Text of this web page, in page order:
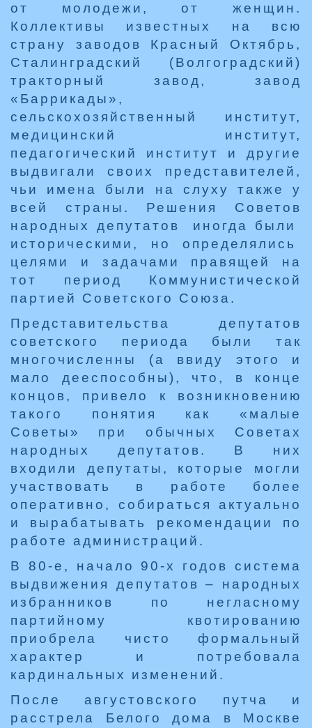
от молодежи, от женщин.
Коллективы известных на всю
страну заводов Красный Октябрь,
Сталинградский (Волгоградский)
тракторный завод, завод
«Баррикады»,
сельскохозяйственный институт,
медицинский институт,
педагогический институт и другие
выдвигали своих представителей,
чьи имена были на слуху также у
всей страны. Решения Советов
народных депутатов иногда были
историческими, но определялись
целями и задачами правящей на
тот период Коммунистической
партией Советского Союза.
Представительства депутатов
советского периода были так
многочисленны (а ввиду этого и
мало дееспособны), что, в конце
концов, привело к возникновению
такого понятия как «малые
Советы» при обычных Советах
народных депутатов. В них
входили депутаты, которые могли
участвовать в работе более
оперативно, собираться актуально
и вырабатывать рекомендации по
работе администраций.
В 80-е, начало 90-х годов система
выдвижения депутатов – народных
избранников по негласному
партийному квотированию
приобрела чисто формальный
характер и потребовала
кардинальных изменений.
После августовского путча и
расстрела Белого дома в Москве